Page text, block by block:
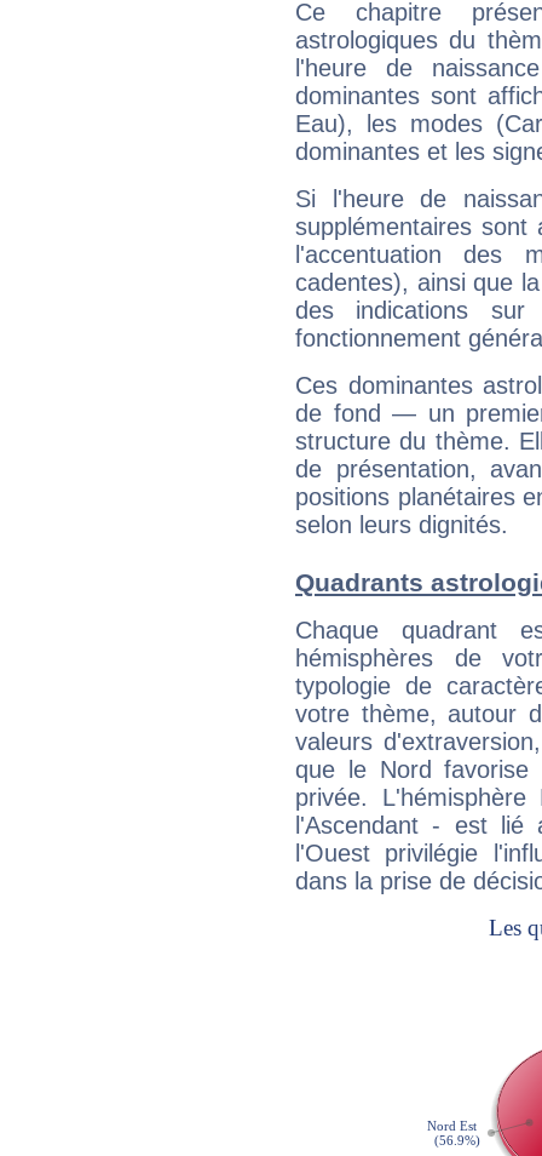
Ce chapitre
astrologiques du
l'heure de
dominantes sont
Eau), les modes
dominantes et les
Si l'heure de
supplémentaires sont
l'accentuation des
cadentes), ainsi que
des indications sur
fonctionnement
Ces dominantes
de fond — un
structure du thème.
de présentation,
positions planétaires
selon leurs dignités.
Quadrants
Chaque quadrant
hémisphères de
typologie de
votre thème, autour
valeurs
que le Nord favorise
privée.
l'Ascendant - est
l'Ouest privilégie
dans la prise de